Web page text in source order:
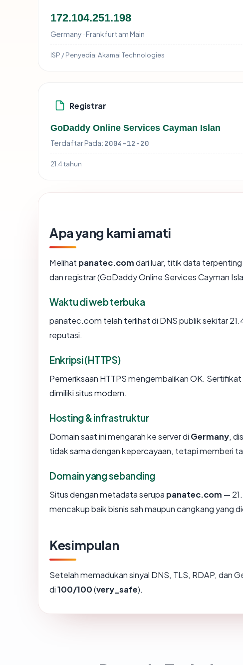
172.104.251.198
Germany · Frankfurt am Main
ISP / Penyedia:Akamai Technologies
Registrar
GoDaddy Online Services Cayman Islan
Terdaftar Pada: 2004-12-20
21.4 tahun
Apa yang kami amati
Melihat panatec.comdari luar, titik data
dan registrar (GoDaddy Online Services Cayman
Waktu di web terbuka
panatec.com telah terlihat di DNS publik sekitar
reputasi.
Enkripsi (HTTPS)
Pemeriksaan HTTPS mengembalikan OK.
dimiliki situs modern.
Hosting & infrastruktur
Domain saat ini mengarah ke server di Germany,
tidak sama dengan kepercayaan, tetapi memberi
Domain yang sebanding
Situs dengan metadata serupa panatec.com —
mencakup baik bisnis sah maupun cangkang yang
Kesimpulan
Setelah memadukan sinyal DNS, TLS, RDAP, dan
di100/100(very_safe).